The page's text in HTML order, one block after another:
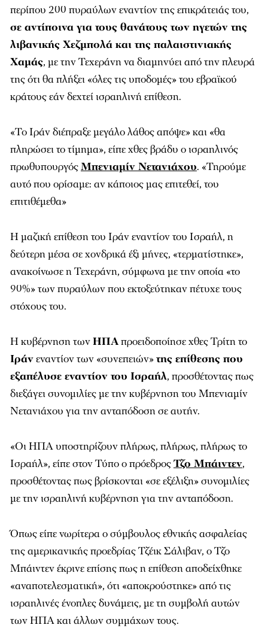
περίπου 200 πυραύλων εναντίον της επικράτειάς του,
σε αντίποινα για τους θανάτους των ηγετών της
λιβανικής Χεζμπολά και της παλαιστινιακής
Χαμάς, με την Τεχεράνη να διαμηνύει από την πλευρά
της ότι θα πλήξει «όλες τις υποδομές» του εβραϊκού
κράτους εάν δεχτεί ισραηλινή επίθεση.
«Το Ιράν διέπραξε μεγάλο λάθος απόψε» και «θα
πληρώσει το τίμημα», είπε χθες βράδυ ο ισραηλινός
πρωθυπουργόςΜπενιαμίν Νετανιάχου. «Τηρούμε
αυτό που ορίσαμε: αν κάποιος μας επιτεθεί, του
επιτιθέμεθα»
Η μαζική επίθεση του Ιράν εναντίον του Ισραήλ, η
δεύτερη μέσα σε χονδρικά έξι μήνες, «τερματίστηκε»,
ανακοίνωσε η Τεχεράνη, σύμφωνα με την οποία «το
90%» των πυραύλων που εκτοξεύτηκαν πέτυχε τους
στόχους του.
Η κυβέρνηση τωνΗΠΑπροειδοποίησε χθες Τρίτη το
Ιράνεναντίον των «συνεπειών»της επίθεσης που
εξαπέλυσε εναντίον του Ισραήλ, προσθέτοντας πως
διεξάγει συνομιλίες με την κυβέρνηση του Μπενιαμίν
Νετανιάχου για την ανταπόδοση σε αυτήν.
«Οι ΗΠΑ υποστηρίζουν πλήρως, πλήρως, πλήρως το
Ισραήλ», είπε στον Τύπο ο πρόεδροςΤζο Μπάιντεν,
προσθέτοντας πως βρίσκονται «σε εξέλιξη» συνομιλίες
με την ισραηλινή κυβέρνηση για την ανταπόδοση.
Όπως είπε νωρίτερα ο σύμβουλος εθνικής ασφαλείας
της αμερικανικής προεδρίας Τζέικ Σάλιβαν, ο Τζο
Μπάιντεν έκρινε επίσης πως η επίθεση αποδείχθηκε
«αναποτελεσματική», ότι «αποκρούστηκε» από τις
ισραηλινές ένοπλες δυνάμεις, με τη συμβολή αυτών
των ΗΠΑ και άλλων συμμάχων τους.